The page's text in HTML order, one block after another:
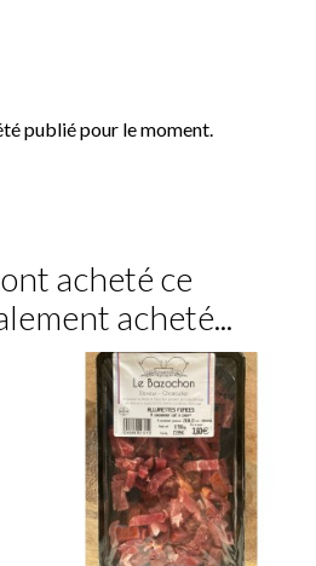
publié pour le moment.
acheté ce
acheté...